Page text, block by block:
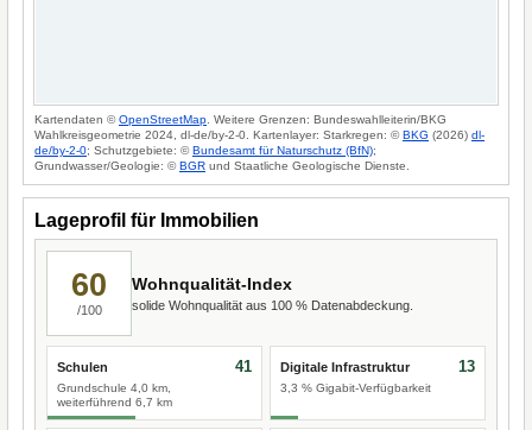
Kartendaten ©OpenStreetMap . Weitere Grenzen: Bundeswahlleiterin/BKG
Wahlkreisgeometrie 2024, dl-de/by-2-0. Kartenlayer: Starkregen: ©BKG (2026) dl-
de/by-2-0; Schutzgebiete: ©Bundesamt für Naturschutz (BfN);
Grundwasser/Geologie: ©BGR und Staatliche Geologische Dienste.
Lageprofil für Immobilien
60
/100
Wohnqualität-Index
solide Wohnqualität aus 100 % Datenabdeckung.
Schulen
Grundschule 4,0 km,
weiterführend 6,7 km
41 Digitale Infrastruktur
3,3 % Gigabit-Verfügbarkeit
13